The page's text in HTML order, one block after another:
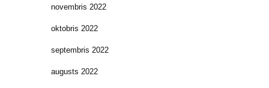
novembris 2022
oktobris 2022
septembris 2022
augusts 2022